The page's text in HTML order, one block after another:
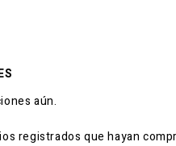
aún.
registrados que hayan